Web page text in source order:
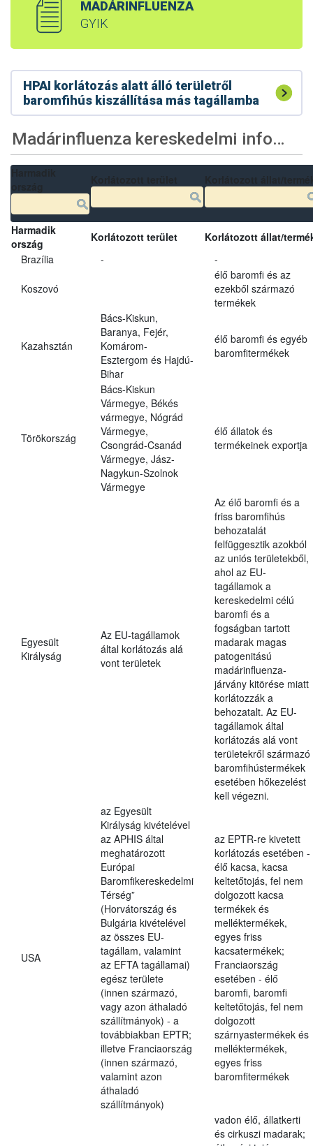
MADÁRINFLUENZA
GYIK
HPAI korlátozás alatt álló területről
baromfihús kiszállítása más tagállamba
Madárinfluenza kereskedelmi információk
Harmadik
ország
Korlátozott terület
Korlátozott állat/
Brazília
- -
Koszovó
élő baromfi és az
ezekből származó
termékek
Kazahsztán
Bács-Kiskun,
Baranya, Fejér,
Komárom-
Esztergom és Hajdú-
Bihar
élő baromfi és egyéb
baromfitermékek
Törökország
Bács-Kiskun
Vármegye, Békés
vármegye, Nógrád
Vármegye,
Csongrád-Csanád
Vármegye, Jász-
Nagykun-Szolnok
Vármegye
élő állatok és
termékeinek exportja
Egyesült
Királyság
Az EU-tagállamok
által korlátozás alá
vont területek
Az élő baromfi és a
friss baromfihús
behozatalát
felfüggesztik azokból
az uniós területekből,
ahol az EU-
tagállamok a
kereskedelmi célú
baromfi és a
fogságban tartott
madarak magas
patogenitású
madárinfluenza-
járvány kitörése miatt
korlátozzák a
behozatalt. Az EU-
tagállamok által
korlátozás alá vont
területekről származó
baromfihústermékek
esetében hőkezelést
kell végezni.
USA
az Egyesült
Királyság kivételével
az APHIS által
meghatározott
Európai
Baromfikereskedelmi
Térség”
(Horvátország és
Bulgária kivételével
az összes EU-
tagállam, valamint
az EFTA tagállamai)
egész területe
(innen származó,
vagy azon áthaladó
szállítmányok) - a
továbbiakban EPTR;
illetve Franciaország
(innen származó,
valamint azon
áthaladó
szállítmányok)
az EPTR-re kivetett
korlátozás esetében -
élő kacsa, kacsa
keltetőtojás, fel nem
dolgozott kacsa
termékek és
melléktermékek,
egyes friss
kacsatermékek;
Franciaország
esetében - élő
baromfi, baromfi
keltetőtojás, fel nem
dolgozott
szárnyastermékek és
melléktermékek,
egyes friss
baromfitermékek
vadon élő, állatkerti
és cirkuszi madarak;